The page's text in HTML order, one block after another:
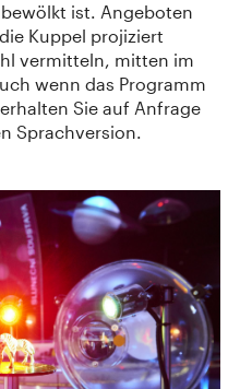
ist. Angeboten
Kuppel projiziert
vermitteln, mitten im
wenn das Programm
Sie auf Anfrage
Sprachversion.